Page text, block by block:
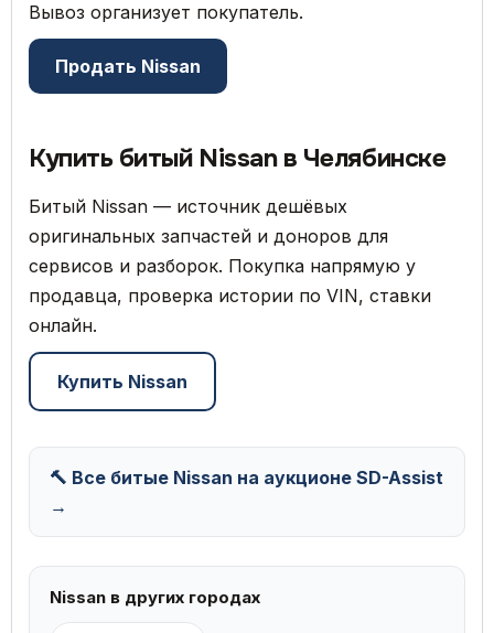
Вывоз организует покупатель.
Продать Nissan
Купить битый Nissan в Челябинске
Битый Nissan — источник дешёвых
оригинальных запчастей и доноров для
сервисов и разборок. Покупка напрямую у
продавца, проверка истории по VIN, ставки
онлайн.
Купить Nissan
🔨 Все битые Nissan на аукционе SD-Assist
→
Nissan в других городах